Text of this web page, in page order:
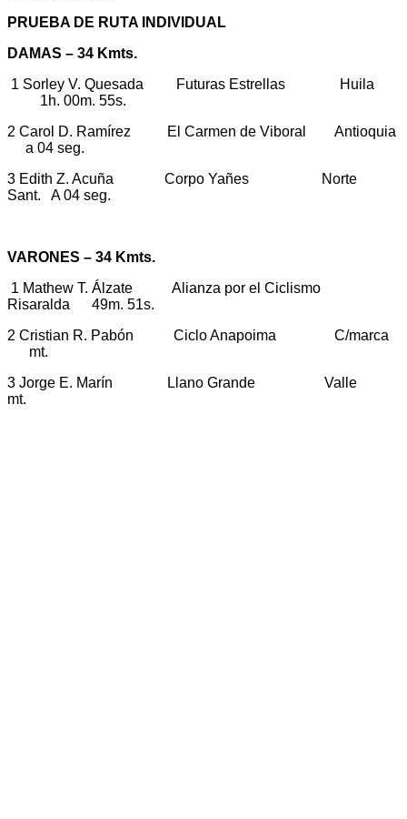
PRUEBA DE RUTA INDIVIDUAL
DAMAS – 34 Kmts.
1 Sorley V. Quesada Futuras Estrellas Huila
1h. 00m. 55s.
2 Carol D. Ramírez El Carmen de Viboral Antioquia
a 04 seg.
3 Edith Z. Acuña Corpo Yañes Norte
Sant. A 04 seg.
VARONES – 34 Kmts.
1 Mathew T. Álzate Alianza por el Ciclismo
Risaralda 49m. 51s.
2 Cristian R. Pabón Ciclo Anapoima C/marca
mt.
3 Jorge E. Marín Llano Grande Valle
mt.